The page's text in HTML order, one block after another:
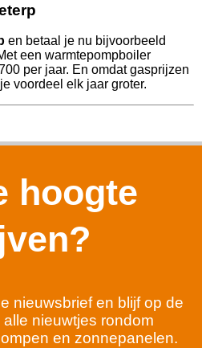
en betaal je nu bijvoorbeeld
een warmtepompboiler
per jaar. En omdat gasprijzen
voordeel elk jaar groter.
hoogte
nieuwsbrief en blijf op de
nieuwtjes rondom
en zonnepanelen.